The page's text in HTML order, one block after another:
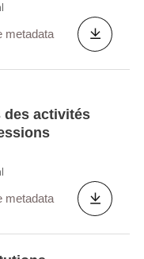
metadata
des activités
metadata